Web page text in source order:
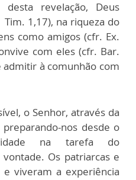
revelação, Deus
1,17), na riqueza do
como amigos (cfr. Ex.
com eles (cfr. Bar.
admitir à comunhão com
o Senhor, através da
nos desde o
na tarefa do
Os patriarcas e
viveram a experiência